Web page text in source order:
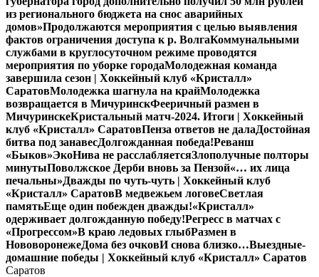
из регионального бюджета на снос аварийных
домов»Продолжаются мероприятия с целью выявления
фактов ограничения доступа к р. ВолгаКоммунальными
службами в круглосуточном режиме проводятся
мероприятия по уборке городаМолодежная команда
завершила сезон | Хоккейный клуб «Кристалл»
СаратовМолодежка шагнула на крайМолодежка
возвращается в МичуринскФееричный размен в
МичуринскеКристальный матч-2024. Итоги | Хоккейный
клуб «Кристалл» СаратовПенза ответов не далаДостойная
битва под занавесДолгожданная победа!Реванш
«Быков»ЭкоНива не расслабляетсяЗлополучные полторы
минутыПоволжское Дерби вновь за Пензой«… их лица
печальны»Дважды по чуть-чуть | Хоккейный клуб
«Кристалл» СаратовВ медвежьем логовеСветлая
памятьЕще один побежден дважды!«Кристалл»
одерживает долгожданную победу!Регресс в матчах с
«Прогрессом»В краю ледовых глыбРазмен в
НововоронежеДома без очковИ снова близко…Выездные-
домашние победы | Хоккейный клуб «Кристалл» Саратов
Саратов